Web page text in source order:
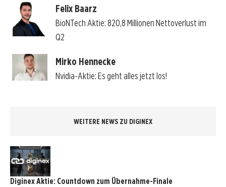
Felix Baarz
BioNTech Aktie: 820,8 Millionen Nettoverlust im
Q2
Mirko Hennecke
Nvidia-Aktie: Es geht alles jetzt los!
WEITERE NEWS ZU DIGINEX
Diginex Aktie: Countdown zum Übernahme-Finale